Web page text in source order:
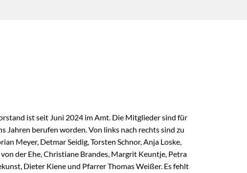
ist seit Juni 2024 im Amt. Die Mitglieder sind für
Jahren berufen worden. Von links nach rechts sind zu
Meyer, Detmar Seidig, Torsten Schnor, Anja Loske,
von der Ehe, Christiane Brandes, Margrit Keuntje, Petra
Dieter Kiene und Pfarrer Thomas Weißer. Es fehlt